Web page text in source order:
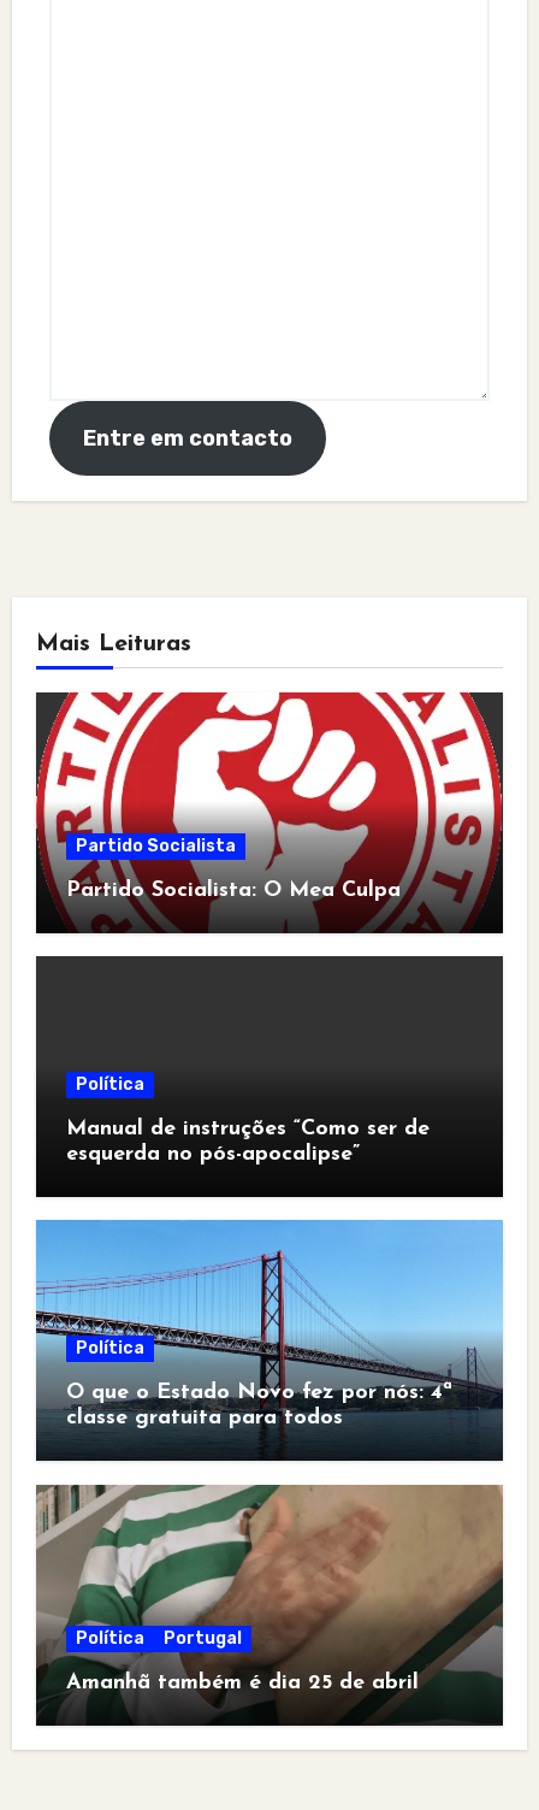
Entre em contacto
Mais Leituras
Partido Socialista
Partido Socialista: O Mea Culpa
Política
Manual de instruções “Como ser de
esquerda no pós-apocalipse”
Política
O que o Estado Novo fez por nós: 4ª
classe gratuita para todos
Política Portugal
Amanhã também é dia 25 de abril